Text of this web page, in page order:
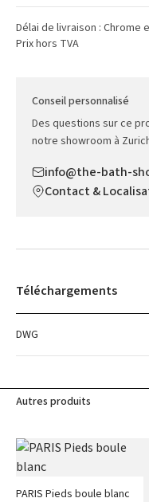
Délai de livraison :
Prix hors TVA
Conseil personnalisé
Des questions sur ce
notre showroom à
info@the-bath-
Contact &
Téléchargements
DWG
Autres produits
PARIS Pieds boule blanc